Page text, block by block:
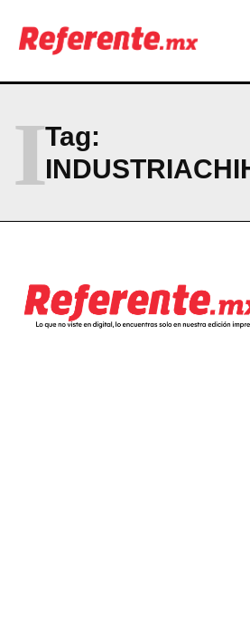
Más escuelas renovadas: fortalecen
a clases
Company
ABOUT
PRIVACY POLICY
NEWSLETTER
Tag:
I